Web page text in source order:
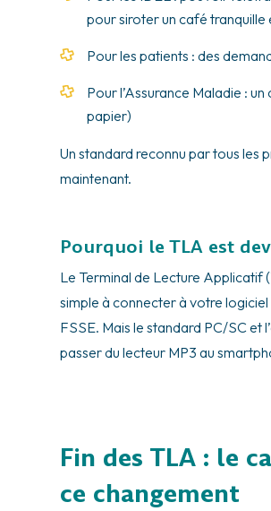
pour siroter un café tranquille
Pour les patients : des
Pour l’Assurance Maladie :
papier)
Un standard reconnu par tous les
maintenant.
Pourquoi le TLA est
Le Terminal de Lecture Applicatif
simple à connecter à votre
FSSE. Mais le standard PC/SC et
passer du lecteur MP3 au
Fin des TLA : le
ce changement